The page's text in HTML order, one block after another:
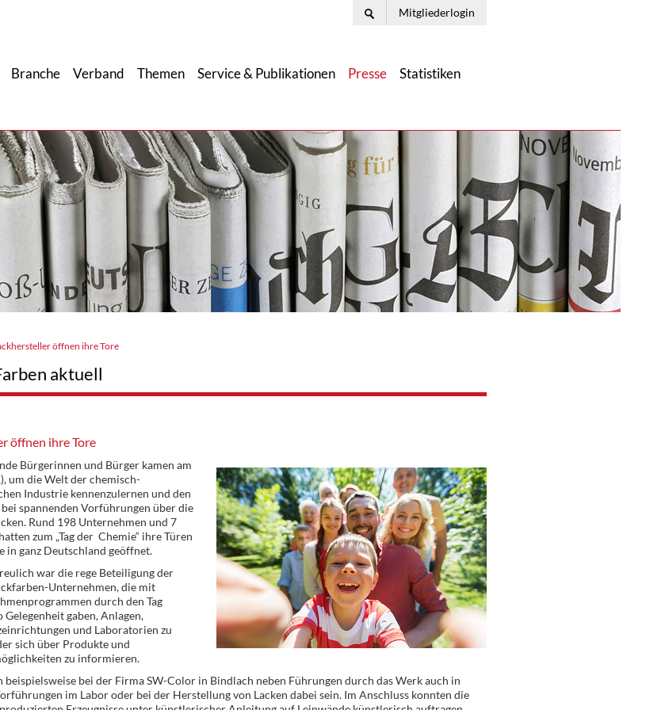
Mitgliederlogin
Branche Verband Themen Service & Publikationen Presse Statistiken
öffnen ihre Tore
aktuell
öffnen ihre Tore
Bürgerinnen und Bürger kamen am
um die Welt der chemisch-
Industrie kennenzulernen und den
spannenden Vorführungen über die
Rund 198 Unternehmen und 7
zum „Tag der Chemie“ ihre Türen
in ganz Deutschland geöffnet.
war die rege Beteiligung der
Unternehmen, die mit
durch den Tag
gaben, Anlagen,
und Laboratorien zu
sich über Produkte und
zu informieren.
beispielsweise bei der Firma SW-Color in Bindlach neben Führungen durch das Werk auch in
im Labor oder bei der Herstellung von Lacken dabei sein. Im Anschluss konnten die